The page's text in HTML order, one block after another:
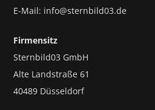
E-Mail: info@sternbild03.de
Firmensitz
Sternbild03 GmbH
Alte Landstraße 61
40489 Düsseldorf